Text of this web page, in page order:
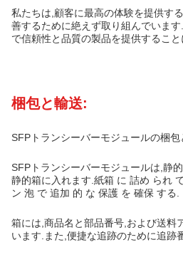
私たちは,顧客に最高の体験を提供す
善するために絶えず取り組んでいま
で信頼性と品質の製品を提供するこ
梱包と輸送:
SFPトランシーバーモジュールの梱包
SFPトランシーバーモジュールは,静
静的箱に入れます.紙箱 に 詰め られ
ン 泡 で 追加 的 な 保護 を 確保 する.
箱には,商品名と部品番号,および送料
います.また,便捷な追跡のために追跡